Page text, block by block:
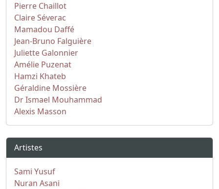
Pierre Chaillot
Claire Séverac
Mamadou Daffé
Jean-Bruno Falguière
Juliette Galonnier
Amélie Puzenat
Hamzi Khateb
Géraldine Mossière
Dr Ismael Mouhammad
Alexis Masson
Artistes
Sami Yusuf
Nuran Asani